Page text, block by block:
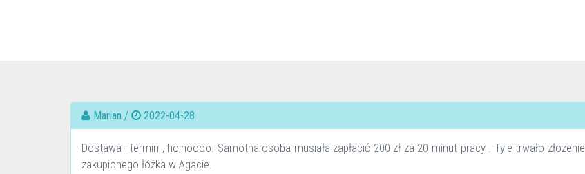
Marian / 2022-04-28
Dostawa i termin , ho,hoooo. Samotna osoba musiała zapłacić 200 zł za 20 minut pracy . Tyle trwało złożenie
zakupionego łóżka w Agacie.